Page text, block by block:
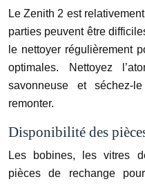
Le Zenith 2 est
parties peuvent être
le nettoyer régulièrement
optimales. Nettoyez
savonneuse et séchez-
remonter.
Disponibilité des
Les bobines, les vitres
pièces de rechange